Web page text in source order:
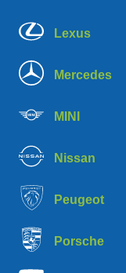
Lexus
Mercedes
MINI
Nissan
Peugeot
Porsche